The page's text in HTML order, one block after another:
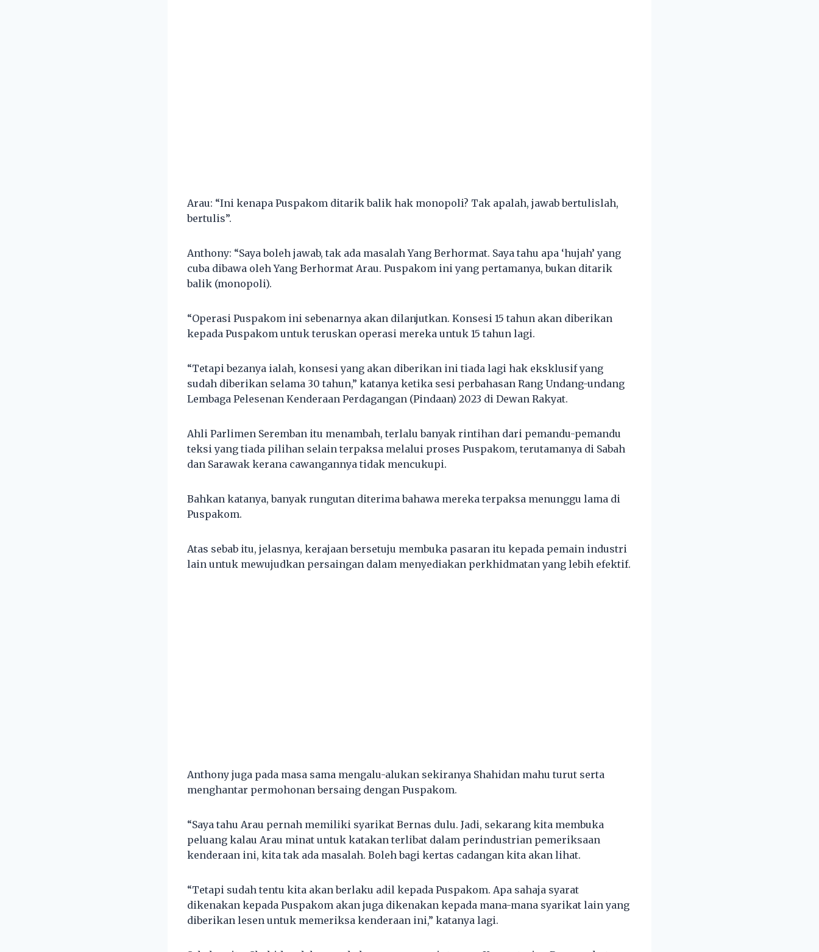
Arau: “Ini kenapa Puspakom ditarik balik hak monopoli? Tak apalah, jawab bertulislah,
bertulis”.
Anthony: “Saya boleh jawab, tak ada masalah Yang Berhormat. Saya tahu apa ‘hujah’ yang
cuba dibawa oleh Yang Berhormat Arau. Puspakom ini yang pertamanya, bukan ditarik
balik (monopoli).
“Operasi Puspakom ini sebenarnya akan dilanjutkan. Konsesi 15 tahun akan diberikan
kepada Puspakom untuk teruskan operasi mereka untuk 15 tahun lagi.
“Tetapi bezanya ialah, konsesi yang akan diberikan ini tiada lagi hak eksklusif yang
sudah diberikan selama 30 tahun,” katanya ketika sesi perbahasan Rang Undang-undang
Lembaga Pelesenan Kenderaan Perdagangan (Pindaan) 2023 di Dewan Rakyat.
Ahli Parlimen Seremban itu menambah, terlalu banyak rintihan dari pemandu-pemandu
teksi yang tiada pilihan selain terpaksa melalui proses Puspakom, terutamanya di Sabah
dan Sarawak kerana cawangannya tidak mencukupi.
Bahkan katanya, banyak rungutan diterima bahawa mereka terpaksa menunggu lama di
Puspakom.
Atas sebab itu, jelasnya, kerajaan bersetuju membuka pasaran itu kepada pemain industri
lain untuk mewujudkan persaingan dalam menyediakan perkhidmatan yang lebih efektif.
Anthony juga pada masa sama mengalu-alukan sekiranya Shahidan mahu turut serta
menghantar permohonan bersaing dengan Puspakom.
“Saya tahu Arau pernah memiliki syarikat Bernas dulu. Jadi, sekarang kita membuka
peluang kalau Arau minat untuk katakan terlibat dalam perindustrian pemeriksaan
kenderaan ini, kita tak ada masalah. Boleh bagi kertas cadangan kita akan lihat.
“Tetapi sudah tentu kita akan berlaku adil kepada Puspakom. Apa sahaja syarat
dikenakan kepada Puspakom akan juga dikenakan kepada mana-mana syarikat lain yang
diberikan lesen untuk memeriksa kenderaan ini,” katanya lagi.